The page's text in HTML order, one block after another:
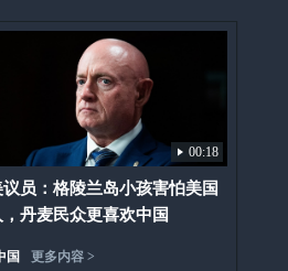
00:18
议员：格陵兰岛小孩害怕美国
，丹麦民众更喜欢中国
国 更多内容 >